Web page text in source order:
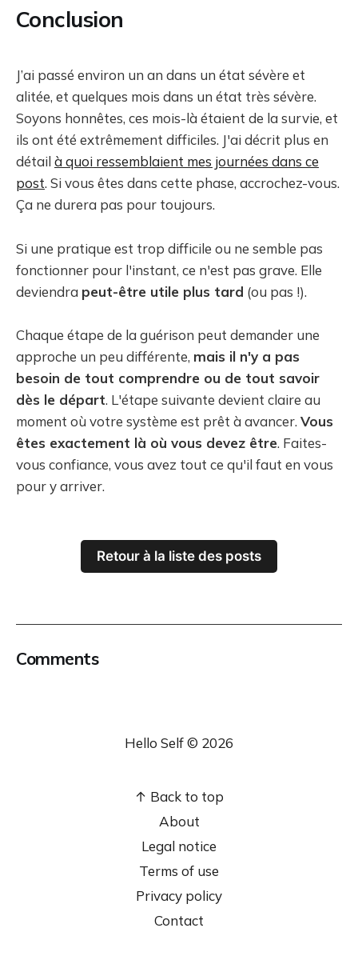
Conclusion
J’ai passé environ un an dans un état sévère et
alitée, et quelques mois dans un état très sévère.
Soyons honnêtes, ces mois-là étaient de la survie, et
ils ont été extrêmement difficiles. J'ai décrit plus en
détail à quoi ressemblaient mes journées dans ce
post. Si vous êtes dans cette phase, accrochez-vous.
Ça ne durera pas pour toujours.
Si une pratique est trop difficile ou ne semble pas
fonctionner pour l'instant, ce n'est pas grave. Elle
deviendra peut-être utile plus tard (ou pas !).
Chaque étape de la guérison peut demander une
approche un peu différente, mais il n'y a pas
besoin de tout comprendre ou de tout savoir
dès le départ. L'étape suivante devient claire au
moment où votre système est prêt à avancer. Vous
êtes exactement là où vous devez être. Faites-
vous confiance, vous avez tout ce qu'il faut en vous
pour y arriver.
Retour à la liste des posts
Comments
Hello Self © 2026
↑ Back to top
About
Legal notice
Terms of use
Privacy policy
Contact